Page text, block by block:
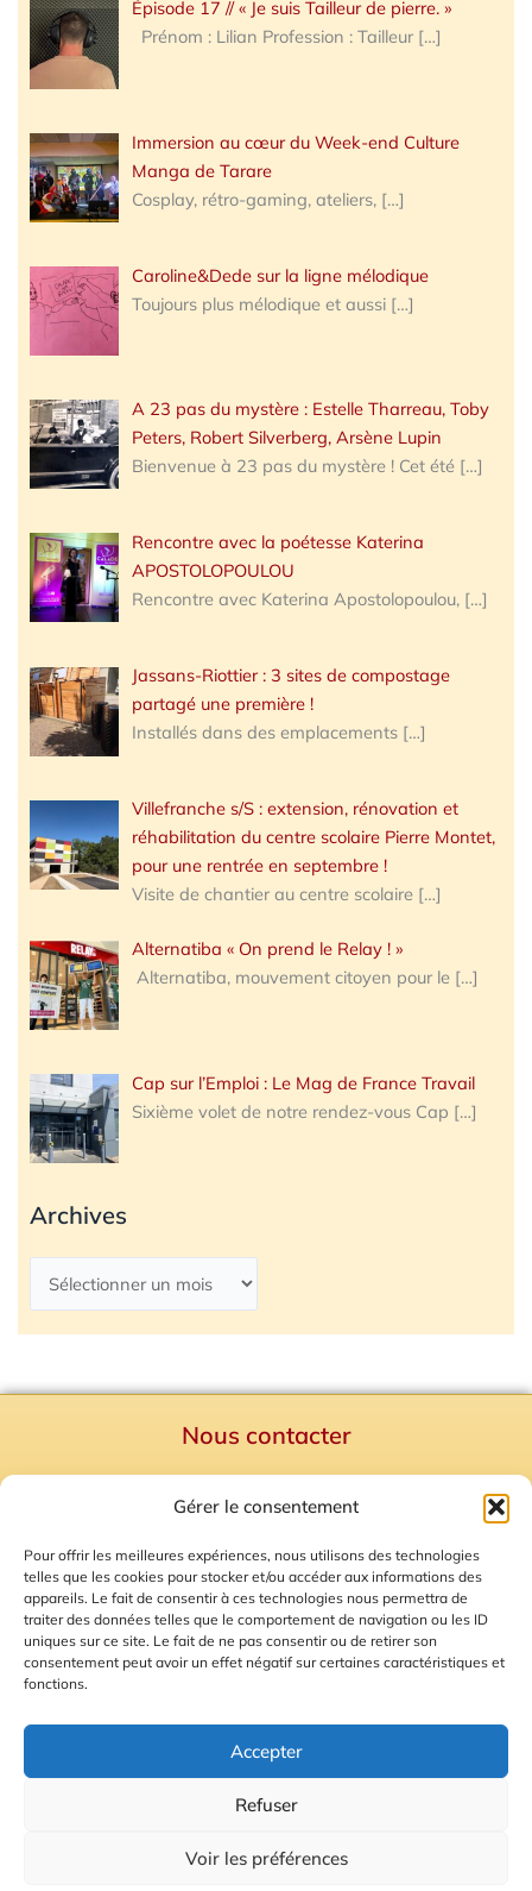
Gérer le consentement
Pour offrir les meilleures expériences, nous utilisons des technologies
telles que les cookies pour stocker et/ou accéder aux informations des
appareils. Le fait de consentir à ces technologies nous permettra de
traiter des données telles que le comportement de navigation ou les ID
uniques sur ce site. Le fait de ne pas consentir ou de retirer son
consentement peut avoir un effet négatif sur certaines caractéristiques et
fonctions.
Accepter
Refuser
Voir les préférences
Épisode 17 // « Je suis Tailleur de pierre. »
Prénom : Lilian Profession : Tailleur […]
Immersion au cœur du Week-end Culture
Manga de Tarare
Cosplay, rétro-gaming, ateliers, […]
Caroline&Dede sur la ligne mélodique
Toujours plus mélodique et aussi […]
A 23 pas du mystère : Estelle Tharreau, Toby
Peters, Robert Silverberg, Arsène Lupin
Bienvenue à 23 pas du mystère ! Cet été […]
Rencontre avec la poétesse Katerina
APOSTOLOPOULOU
Rencontre avec Katerina Apostolopoulou, […]
Jassans-Riottier : 3 sites de compostage
partagé une première !
Installés dans des emplacements […]
Villefranche s/S : extension, rénovation et
réhabilitation du centre scolaire Pierre Montet,
pour une rentrée en septembre !
Visite de chantier au centre scolaire […]
Alternatiba « On prend le Relay ! »
Alternatiba, mouvement citoyen pour le […]
Cap sur l’Emploi : Le Mag de France Travail
Sixième volet de notre rendez-vous Cap […]
Archives
Nous contacter
Mentions Légales
Plan du site
Gestion des Cookies
© 2026 Radio Calade